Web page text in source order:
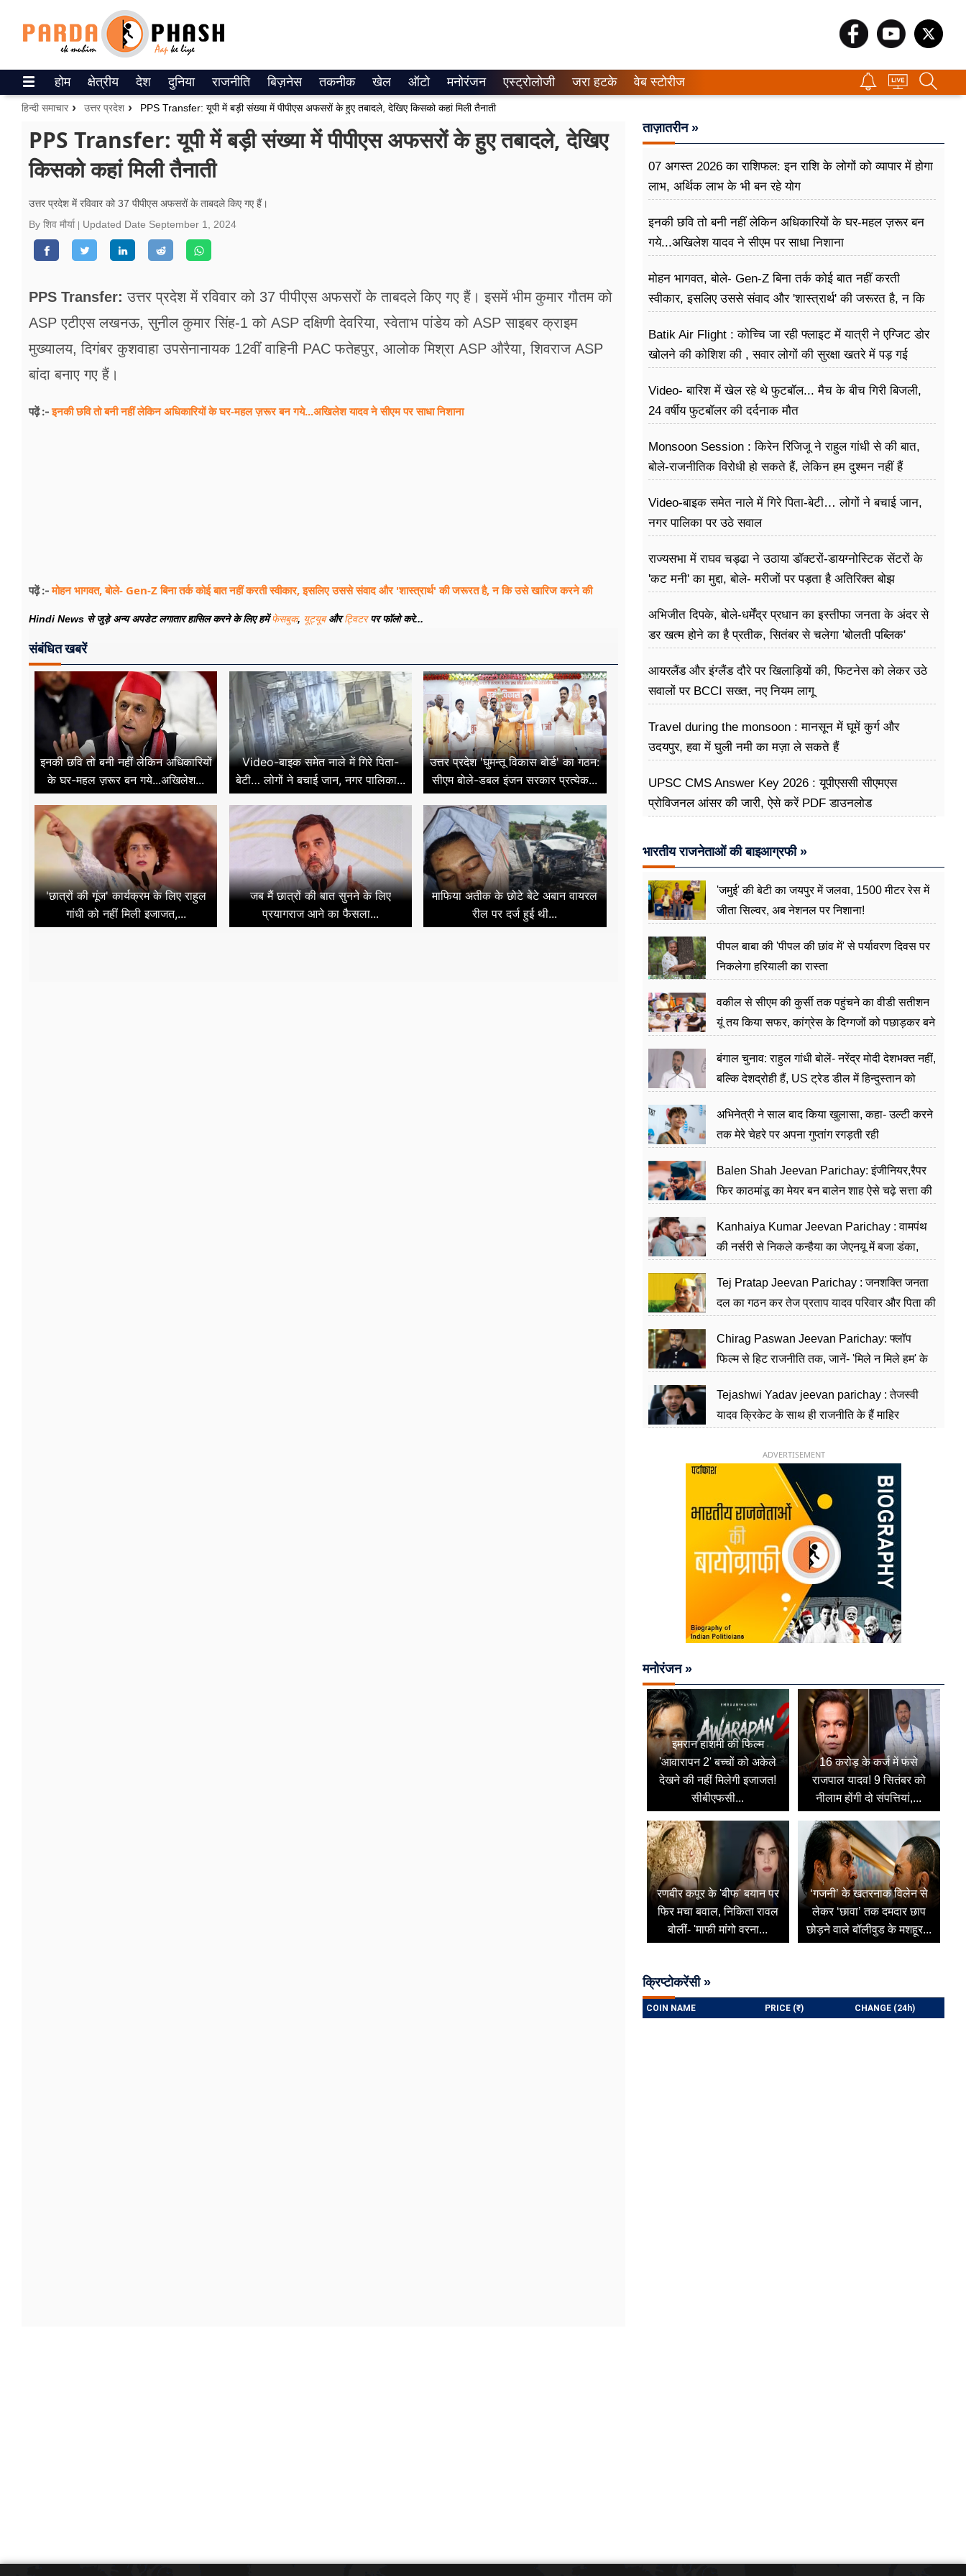
ePaper
वेब स्टोरीज
उत्तर प्रदेश
वीडियो
रिलेशनशिप
जीवन मंत्रा
फूड
सेहत
होम क्षेत्रीय देश दुनिया राजनीति बिज़नेस तकनीक खेल ऑटो मनोरंजन एस्ट्रोलोजी जरा हटके वेब स्टोरीज
हिन्दी समाचार उत्तर प्रदेश PPS Transfer: यूपी में बड़ी संख्या में पीपीएस अफसरों के हुए तबादले, देखिए किसको कहां मिली तैनाती
PPS Transfer: यूपी में बड़ी संख्या में पीपीएस अफसरों के हुए तबादले, देखिए
किसको कहां मिली तैनाती
उत्तर प्रदेश में रविवार को 37 पीपीएस अफसरों के ताबदले किए गए हैं।
By शिव मौर्या
Updated Date September 1, 2024
PPS Transfer: उत्तर प्रदेश में रविवार को 37 पीपीएस अफसरों के ताबदले किए गए हैं। इसमें भीम कुमार गौतम को
ASP एटीएस लखनऊ, सुनील कुमार सिंह-1 को ASP दक्षिणी देवरिया, स्वेताभ पांडेय को ASP साइबर क्राइम
मुख्यालय, दिगंबर कुशवाहा उपसेनानायक 12वींं वाहिनी PAC फतेहपुर, आलोक मिश्रा ASP औरैया, शिवराज ASP
बांदा बनाए गए हैं।
पढ़ें :-इनकी छवि तो बनी नहीं लेकिन अधिकारियों के घर-महल ज़रूर बन गये...अखिलेश यादव ने सीएम पर साधा​ निशाना
पढ़ें :-मोहन भागवत, बोले- Gen-Z बिना तर्क कोई बात नहीं करती स्वीकार, इसलिए उससे संवाद और 'शास्त्रार्थ' की जरूरत है, न कि उसे खारिज करने की
Hindi News से जुड़े अन्य अपडेट लगातार हासिल करने के लिए हमेंफेसबुक, यूट्यूबऔरट्विटरपर फॉलो करे...
संबंधित खबरें
इनकी छवि तो बनी नहीं लेकिन अधिकारियों
के घर-महल ज़रूर बन गये...अखिलेश...
Video-बाइक समेत नाले में गिरे पिता-
बेटी… लोगों ने बचाई जान, नगर पालिका...
उत्तर प्रदेश 'घुमन्तू विकास बोर्ड' का गठन:
सीएम बोले-डबल इंजन सरकार प्रत्येक...
'छात्रों की गूंज' कार्यक्रम के लिए राहुल
गांधी को नहीं मिली इजाजत,...
जब मैं छात्रों की बात सुनने के लिए
प्रयागराज आने का फैसला...
माफिया अतीक के छोटे बेटे अबान वायरल
रील पर दर्ज हुई थी...
ताज़ातरीन »
07 अगस्त 2026 का राशिफल: इन राशि के लोगों को व्यापार में होगा
लाभ, अर्थिक लाभ के भी बन रहे योग
इनकी छवि तो बनी नहीं लेकिन अधिकारियों के घर-महल ज़रूर बन
गये...अखिलेश यादव ने सीएम पर साधा​ निशाना
मोहन भागवत, बोले- Gen-Z बिना तर्क कोई बात नहीं करती
स्वीकार, इसलिए उससे संवाद और 'शास्त्रार्थ' की जरूरत है, न कि
Batik Air Flight : कोच्चि जा रही फ्लाइट में यात्री ने एग्जिट डोर
खोलने की कोशिश की , सवार लोगों की सुरक्षा खतरे में पड़ गई
Video- बारिश में खेल रहे थे फुटबॉल... मैच के बीच गिरी बिजली,
24 वर्षीय फुटबॉलर की दर्दनाक मौत
Monsoon Session : किरेन रिजिजू ने राहुल गांधी से की बात,
बोले-राजनीतिक विरोधी हो सकते हैं, लेकिन हम दुश्मन नहीं हैं
Video-बाइक समेत नाले में गिरे पिता-बेटी… लोगों ने बचाई जान,
नगर पालिका पर उठे सवाल
राज्यसभा में राघव चड्ढा ने उठाया डॉक्टरों-डायग्नोस्टिक सेंटरों के
'कट मनी' का मुद्दा, बोले- मरीजों पर पड़ता है अ​तिरिक्त बोझ
अभिजीत दिपके, बोले-धर्मेंद्र प्रधान का इस्तीफा जनता के अंदर से
डर खत्म होने का है प्रतीक, सितंबर से चलेगा 'बोलती पब्लिक'
आयरलैंड और इंग्लैंड दौरे पर खिलाड़ियों की, फिटनेस को लेकर उठे
सवालों पर BCCI सख्त, नए नियम लागू
Travel during the monsoon : मानसून में घूमें कुर्ग और
उदयपुर, हवा में घुली नमी का मज़ा ले सकते हैं
UPSC CMS Answer Key 2026 : यूपीएससी सीएमएस
प्रोविजनल आंसर की जारी, ऐसे करें PDF डाउनलोड
भारतीय राजनेताओं की बाइआग्रफी »
'जमुई' की बेटी का जयपुर में जलवा, 1500 मीटर रेस में
जीता सिल्वर, अब नेशनल पर निशाना!
पीपल बाबा की 'पीपल की छांव में' से पर्यावरण दिवस पर
निकलेगा हरियाली का रास्ता
वकील से सीएम की कुर्सी तक पहुंचने का वीडी सतीशन
यूं तय किया सफर, कांग्रेस के दिग्गजों को पछाड़कर बने
बंगाल चुनाव: राहुल गांधी बोलें- नरेंद्र मोदी देशभक्त नहीं,
बल्कि देशद्रोही हैं, US ट्रेड डील में हिन्दुस्तान को
अभिनेत्री ने साल बाद किया खुलासा, कहा- उल्टी करने
तक मेरे चेहरे पर अपना गुप्तांग रगड़ती रही
Balen Shah Jeevan Parichay: इंजीनियर,रैपर
फिर काठमांडू का मेयर बन बालेन शाह ऐसे चढ़े सत्ता की
Kanhaiya Kumar Jeevan Parichay : वामपंथ
की नर्सरी से निकले कन्हैया का जेएनयू में बजा डंका,
Tej Pratap Jeevan Parichay : जनशक्ति जनता
दल का गठन कर तेज प्रताप यादव परिवार और पिता की
Chirag Paswan Jeevan Parichay: फ्लॉप
फिल्म से हिट राजनीति तक, जानें- 'मिले न मिले हम' के
Tejashwi Yadav jeevan parichay : तेजस्वी
यादव क्रिकेट के साथ ही राजनीति के हैं माहिर
ADVERTISEMENT
मनोरंजन »
इमरान हाशमी की फिल्म
'आवारापन 2' बच्चों को अकेले
देखने की नहीं मिलेगी इजाजत!
सीबीएफसी...
16 करोड़ के कर्ज में फंसे
राजपाल यादव! 9 सितंबर को
नीलाम होंगी दो संपत्तियां,...
रणबीर कपूर के 'बीफ' बयान पर
फिर मचा बवाल, निकिता रावल
बोलीं- 'माफी मांगो वरना...
‘गजनी’ के खतरनाक विलेन से
लेकर ‘छावा’ तक दमदार छाप
छोड़ने वाले बॉलीवुड के मशहूर...
क्रिप्टोकरेंसी »